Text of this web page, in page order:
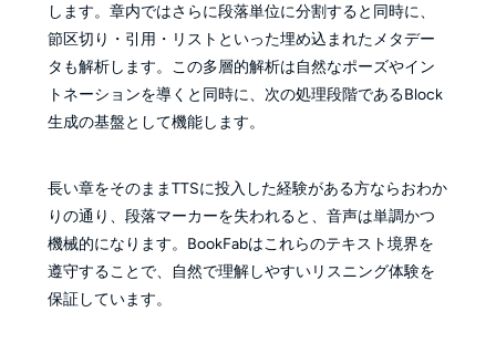
します。章内ではさらに段落単位に分割すると同時に、
節区切り・引用・リストといった埋め込まれたメタデー
タも解析します。この多層的解析は自然なポーズやイン
トネーションを導くと同時に、次の処理段階であるBlock
生成の基盤として機能します。
長い章をそのままTTSに投入した経験がある方ならおわか
りの通り、段落マーカーを失われると、音声は単調かつ
機械的になります。BookFabはこれらのテキスト境界を
遵守することで、自然で理解しやすいリスニング体験を
保証しています。